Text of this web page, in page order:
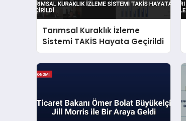
Tarımsal Kuraklık İzleme
Sistemi TAKİS Hayata Geçirildi